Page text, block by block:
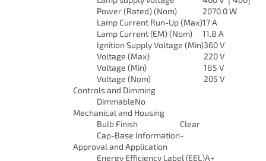
Power (Rated) (Nom)
2070.0 W
Lamp Current Run-Up (Max)17 A
Lamp Current (EM) (Nom)
11.8 A
Ignition Supply Voltage (Min)360 V
Voltage (Max)
220 V
Voltage (Min)
185 V
Voltage (Nom)
205 V
Controls and Dimming
DimmableNo
Mechanical and Housing
Bulb Finish
Clear
Cap-Base Information-
Approval and Application
Energy Efficiency Label (EEL)A+